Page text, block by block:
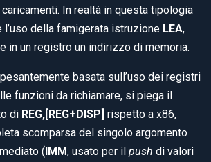
In realtà in questa tipologia
l’uso della famigerata istruzione LEA,
in un registro un indirizzo di memoria.
basata sull’uso dei registri
funzioni da richiamare, si piega il
di REG,[REG+DISP] rispetto a x86,
scomparsa del singolo argomento
(IMM, usato per il push di valori